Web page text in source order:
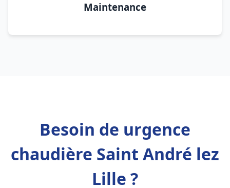
Maintenance
Besoin de urgence
chaudière Saint André lez
Lille ?